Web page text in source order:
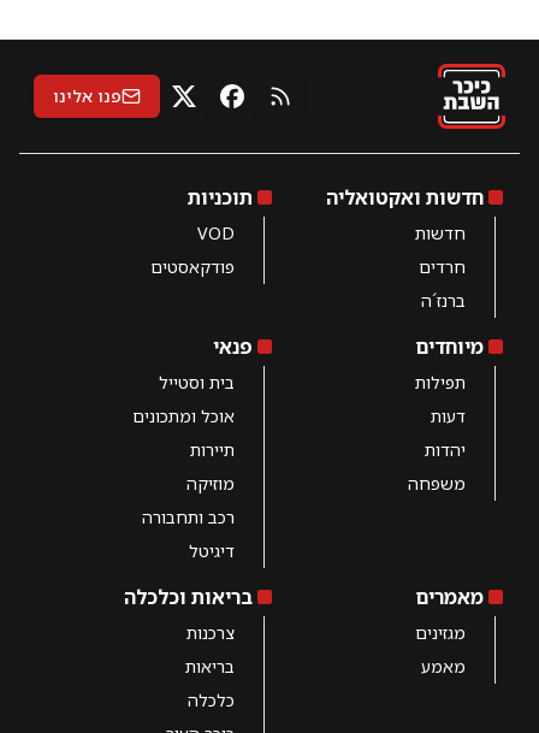
RSS פייסבוק
X פנו אלינו
חדשות ואקטואליה
חדשות
חרדים
ברנז´ה
תוכניות
VOD
פודקאסטים
מיוחדים
תפילות
דעות
יהדות
משפחה
פנאי
בית וסטייל
אוכל ומתכונים
תיירות
מוזיקה
רכב ותחבורה
דיגיטל
מאמרים
מגזינים
מאמע
בריאות וכלכלה
צרכנות
בריאות
כלכלה